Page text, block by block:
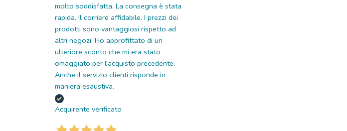
molto soddisfatta. La consegna è stata
rapida. Il corriere affidabile. I prezzi dei
prodotti sono vantaggiosi rispetto ad
altri negozi. Ho approfittato di un
ulteriore sconto che mi era stato
omaggiato per l'acquisto precedente.
Anche il servizio clienti risponde in
maniera esaustiva.
Acquirente verificato